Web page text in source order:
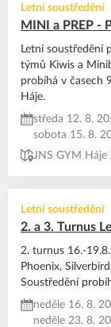
Letní soustředění
MINI a PREP -
Letní soustředění
týmů Kiwis a
probíhá v časech
Háje.
středa 12. 8.
sobota 15. 8.
JNS GYM Háje
Letní soustředění
2. a 3. Turnus
2. turnus 16.-
Phoenix,
Soustředění
neděle 16. 8.
neděle 23. 8.